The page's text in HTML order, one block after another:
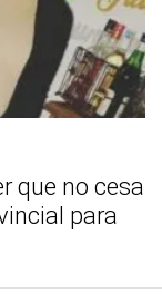
que no cesa
para